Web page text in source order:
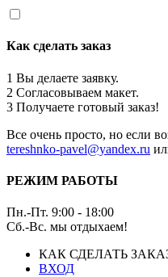
Как сделать заказ
1 Вы делаете заявку.
2 Согласовываем макет.
3 Получаете готовый заказ!
Все очень просто, но если
tereshnko-pavel@yandex.ru
РЕЖИМ РАБОТЫ
Пн.-Пт. 9:00 - 18:00
Сб.-Вс. мы отдыхаем!
КАК СДЕЛАТЬ
ВХОД